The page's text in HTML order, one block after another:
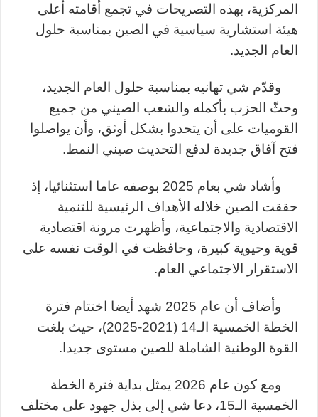
المركزية، بهذه التصريحات في تجمع أقامته أعلى
هيئة استشارية سياسية في الصين بمناسبة حلول
العام الجديد.
وقدّم شي تهانيه بمناسبة حلول العام الجديد،
وحثّ الحزب بأكمله والشعب الصيني من جميع
القوميات على أن يتحدوا بشكل أوثق، وأن يواصلوا
فتح آفاق جديدة لدفع التحديث صيني النمط.
وأشاد شي بعام 2025 بوصفه عاما استثنائيا، إذ
حققت الصين خلاله الأهداف الرئيسية للتنمية
الاقتصادية والاجتماعية، وأظهرت مرونة اقتصادية
قوية وحيوية كبيرة، وحافظت في الوقت نفسه على
الاستقرار الاجتماعي العام.
وأضاف أن عام 2025 شهد أيضا اختتام فترة
الخطة الخمسية الـ14 (2021-2025)، حيث بلغت
القوة الوطنية الشاملة للصين مستوى جديدا.
ومع كون عام 2026 يمثل بداية فترة الخطة
الخمسية الـ15، دعا شي إلى بذل جهود على مختلف